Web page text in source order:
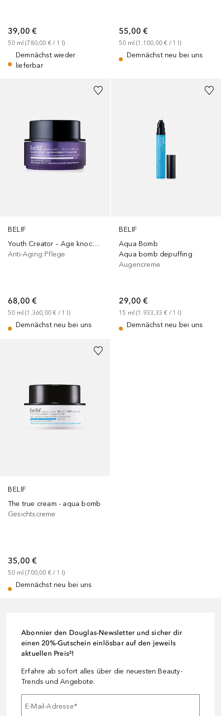
39,00 €
50 ml (780,00 € / 1 l)
Demnächst wieder
lieferbar
55,00 €
50 ml (1.100,00 € / 1 )
Demnächst neu bei uns
BELIF
Youth Creator – Age knockdown V cream
Anti-Aging Pflege
68,00 €
50 ml (1.360,00 € / 1 l)
Demnächst neu bei uns
BELIF
Aqua Bomb
Aqua bomb depuffing
Augencreme
29,00 €
15 ml (1.933,33 € / 1 l)
Demnächst neu bei uns
BELIF
The true cream - aqua bomb
Gesichtscreme
35,00 €
50 ml (700,00 € / 1 l)
Demnächst neu bei uns
Abonnier den Douglas-Newsletter und sicher dir
einen 20%-Gutschein einlösbar auf den jeweils
aktuellen Preis²!
Erfahre ab sofort alles über die neuesten Beauty-
Trends und Angebote.
E-Mail-Adresse*